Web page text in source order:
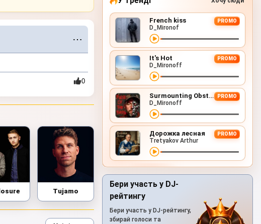
⋯
0
Tujamo
French kiss PROMO
D_Mironof
It's Hot PROMO
D_Mironoff
Surmounting Obstacles (D&B Remix) PROMO
D_Mironoff
Дорожка лесная PROMO
Tretyakov Arthur
Бери участь у DJ-
рейтингу
Бери участь у DJ-рейтингу,
збирай голоси та